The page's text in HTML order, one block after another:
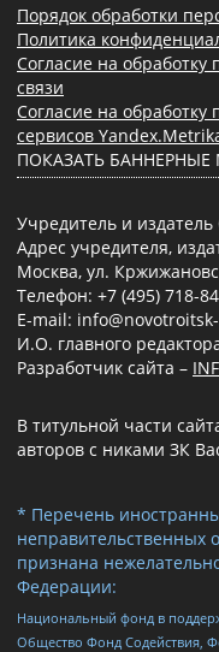
Порядок обработки
Политика
Согласие на
связи
Согласие на
сервисов
ПОКАЗАТЬ БАННЕРНЫЕ
Учредитель и
Адрес учредителя,
Москва, ул.
Телефон: +7 (495) 718-
E-mail:
И.О. главного
Разработчик сайта –
В титульной части
авторов с никами ЗК
* Перечень
неправительственных
признана
Федерации:
Национальный фонд в
Общество Фонд Содействия,